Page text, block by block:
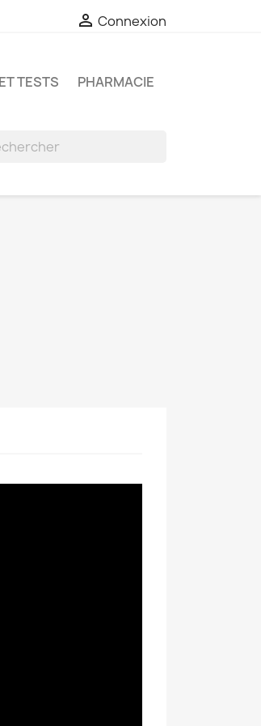
 Connexion
TESTS
PHARMACIE